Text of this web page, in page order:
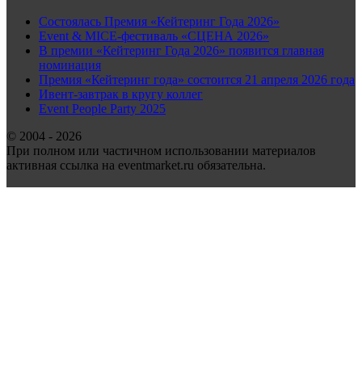
Состоялась Премия «Кейтеринг Года 2026»
Event & MICE-фестиваль «СЦЕНА 2026»
В премии «Кейтеринг Года 2026» появится главная
номинация
Премия «Кейтеринг года» состоится 21 апреля 2026 года
Ивент-завтрак в кругу коллег
Event People Party 2025
© 2004 - 2026
При полном или частичном использовании материалов
активная ссылка на eventmarket.ru обязательна.